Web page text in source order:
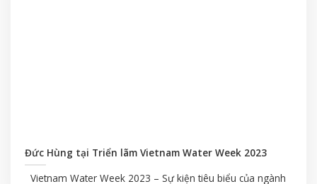
Đức Hùng tại Triển lãm Vietnam Water Week 2023
Vietnam Water Week 2023 – Sự kiện tiêu biểu của ngành